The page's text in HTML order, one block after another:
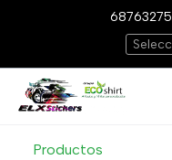
Productos